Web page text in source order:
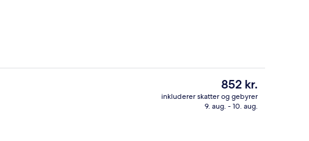
Interessepunkt
Den
nuværende
pris
852 kr.
inkluderer skatter og gebyrer
9. aug. - 10. aug.